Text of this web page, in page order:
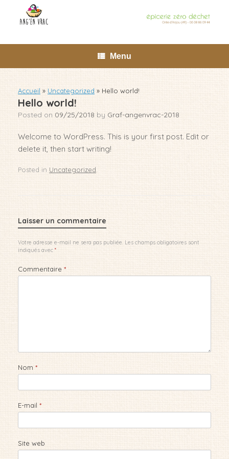
content
Menu
Accueil » Uncategorized » Hello world!
Hello world!
Posted on 09/25/2018 by Graf-angenvrac-2018
Welcome to WordPress. This is your first post. Edit or
delete it, then start writing!
Posted in Uncategorized.
Laisser un commentaire
Votre adresse e-mail ne sera pas publiée. Les champs obligatoires sont
indiqués avec *
Commentaire *
Nom *
E-mail *
Site web